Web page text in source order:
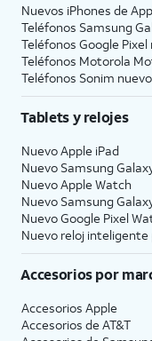
Nuevos iPhones de
Teléfonos Samsung
Teléfonos Google Pixel
Teléfonos Motorola
Teléfonos Sonim
Tablets y relojes
Nuevo Apple iPad
Nuevo Samsung
Nuevo Apple Watch
Nuevo Samsung
Nuevo Google Pixel
Nuevo reloj inteligente
Accesorios por
Accesorios Apple
Accesorios de AT&T